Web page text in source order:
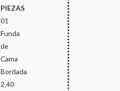
PIEZAS
01
Funda
de
Cama
Bordada
2,40